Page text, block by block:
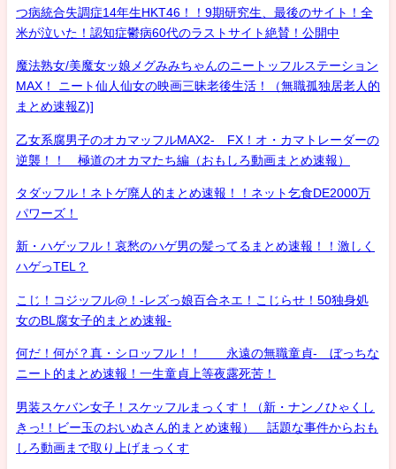
つ病統合失調症14年生HKT46！！9期研究生、最後のサイト！全
米が泣いた！認知症鬱病60代のラストサイト絶賛！公開中
魔法熟女/美魔女ッ娘メグみみちゃんのニートッフルステーション
MAX！ ニート仙人仙女の映画三昧老後生活！（無職孤独居老人的
まとめ速報Z)]
乙女系腐男子のオカマッフルMAX2- FX！オ・カマトレーダーの
逆襲！！ 極道のオカマたち編（おもしろ動画まとめ速報）
タダッフル！ネトゲ廃人的まとめ速報！！ネット乞食DE2000万
パワーズ！
新・ハゲッフル！哀愁のハゲ男の髪ってるまとめ速報！！激しく
ハゲっTEL？
こじ！コジッフル@！-レズっ娘百合ネエ！こじらせ！50独身処
女のBL腐女子的まとめ速報-
何だ！何が？真・シロッフル！！ 永遠の無職童貞- ぼっちな
ニート的まとめ速報！一生童貞上等夜露死苦！
男装スケバン女子！スケッフルまっくす！（新・ナンノひゃくし
きっ!！ビー玉のおいぬさん的まとめ速報） 話題な事件からおも
しろ動画まで取り上げまっくす